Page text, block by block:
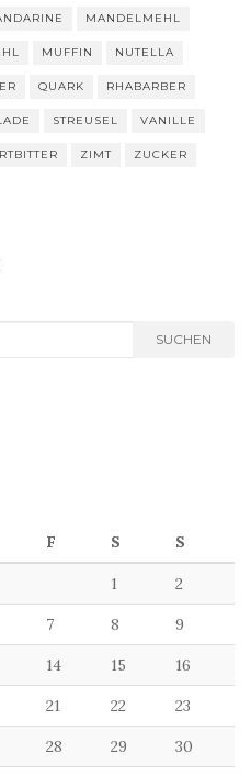
MANDELMEHL
MUFFIN NUTELLA
QUARK RHABARBER
STREUSEL VANILLE
ZIMT ZUCKER
SUCHEN
F S S
1 2
7 8 9
14 15 16
21 22 23
28 29 30